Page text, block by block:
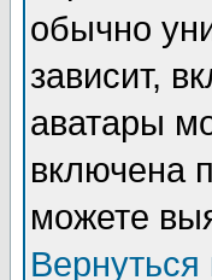
обычно
зависит,
аватары
включена
можете
Вернуться